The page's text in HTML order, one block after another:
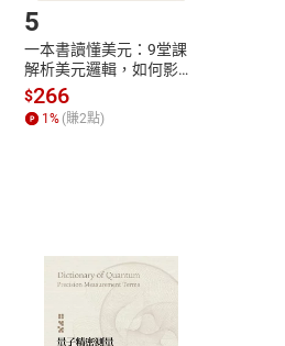
5
一本書讀懂美元：9堂課
解析美元邏輯，如何影響
全球經濟和每個人的投資
【電子書】
$266
1% (賺2點)